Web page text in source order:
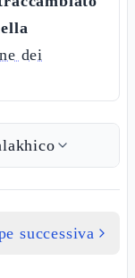
dei
successiva